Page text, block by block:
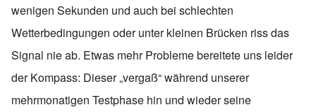
wenigen Sekunden und auch bei schlechten
Wetterbedingungen oder unter kleinen Brücken riss das
Signal nie ab. Etwas mehr Probleme bereitete uns leider
der Kompass: Dieser „vergaß“ während unserer
mehrmonatigen Testphase hin und wieder seine